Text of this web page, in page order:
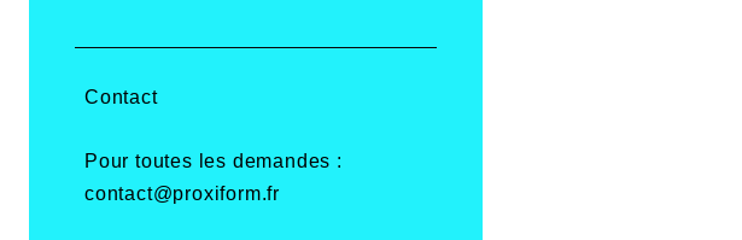
Contact
Pour toutes les demandes :
contact@proxiform.fr